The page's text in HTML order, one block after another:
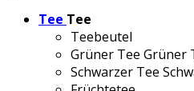
Tee Tee
Teebeutel
Grüner Tee Grüner
Schwarzer Tee